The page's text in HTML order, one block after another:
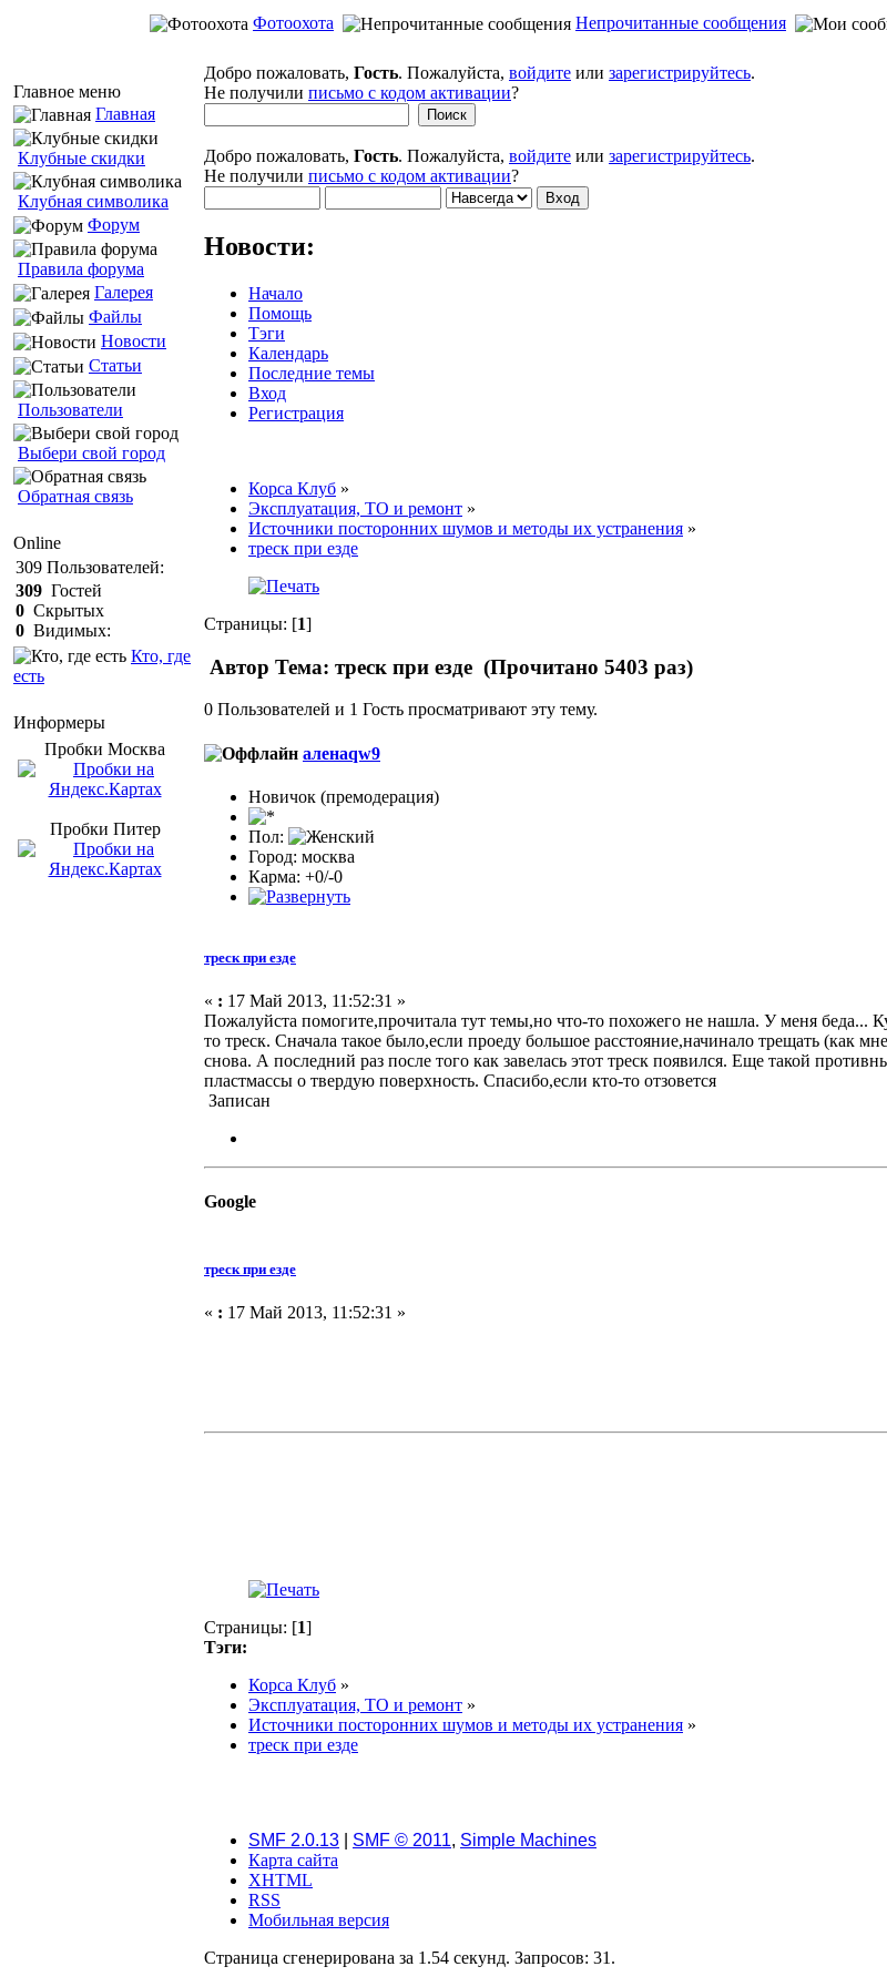
Фотоохота Непрочитанные сообщения
Главное меню
Главная
Клубные скидки
Клубная символика
Форум
Правила форума
Галерея
Файлы
Новости
Статьи
Пользователи
Выбери свой город
Обратная связь
Online
309 Пользователей:
309 Гостей
0 Скрытых
0 Видимых:
Кто, где
есть
Информеры
Пробки Mосква
Пробки Питер
Добро пожаловать, Гость. Пожалуйста, войдите или зарегистрируйтесь.
Не получили письмо с кодом активации?
Добро пожаловать, Гость. Пожалуйста, войдите или зарегистрируйтесь.
Не получили письмо с кодом активации?
Новости:
Начало
Помощь
Тэги
Календарь
Последние темы
Вход
Регистрация
Корса Клуб »
Эксплуатация, ТО и ремонт »
Источники посторонних шумов и методы их устранения »
треск при езде
Страницы: [1]
Автор Тема: треск при езде (Прочитано 5403 раз)
0 Пользователей и 1 Гость просматривают эту тему.
аленаqw9
Новичок (премодерация)
Пол:
Город: москва
Карма: +0/-0
треск при езде
« : 17 Май 2013, 11:52:31 »
Пожалуйста помогите,прочитала тут темы,но что-то похожего не нашла. У меня беда...
то треск. Сначала такое было,если проеду большое расстояние,начинало трещать (как
снова. А последний раз после того как завелась этот треск появился. Еще такой
пластмассы о твердую поверхность. Спасибо,если кто-то отзовется
Записан
Google
треск при езде
« : 17 Май 2013, 11:52:31 »
Страницы: [1]
Тэги:
Корса Клуб »
Эксплуатация, ТО и ремонт »
Источники посторонних шумов и методы их устранения »
треск при езде
SMF 2.0.13 SMF © 2011, Simple Machines
Карта сайта
XHTML
RSS
Мобильная версия
Страница сгенерирована за 1.54 секунд. Запросов: 31.